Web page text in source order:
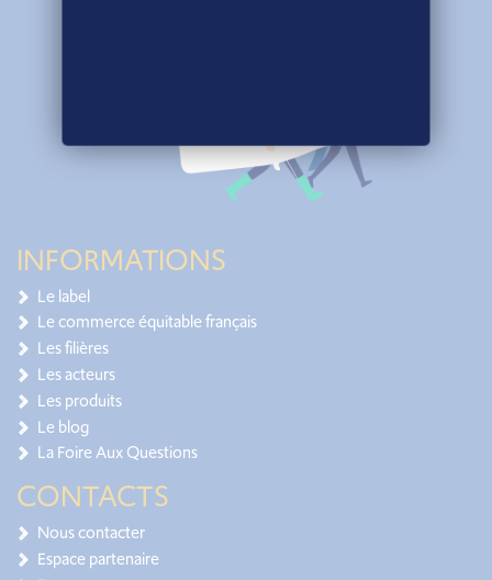
INFORMATIONS
Le label
Le commerce équitable français
Les filières
Les acteurs
Les produits
Le blog
La Foire Aux Questions
CONTACTS
Nous contacter
Espace partenaire